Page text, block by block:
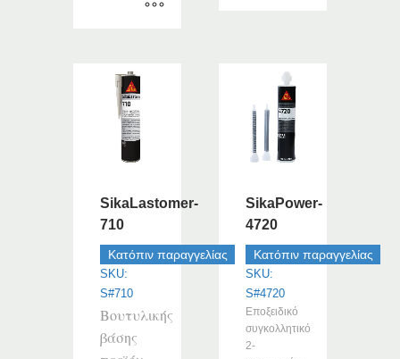
πολλαπλές
παραλλαγές.
επιλεγούν
σελίδα
προϊόντος
παραλλαγές.
επιλογές
σελίδα
προϊόντος
SikaLastomer-
710
Κατόπιν παραγγελίας
SKU:
S#710
Βουτυλικής
βάσης
SikaPower-
4720
Κατόπιν παραγγελίας
SKU:
S#4720
Εποξειδικό
συγκολλητικό
2-